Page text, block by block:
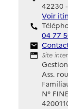
42230
Voir
04 77
Site
Site
Ass.
N°